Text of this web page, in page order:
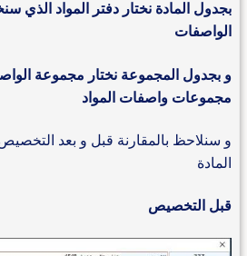
بجدول المادة نختار دفتر المواد
الواصفات
و بجدول المجموعة نختار مجموعة
مجموعات واصفات المواد
و سنلاحظ بالمقارنة قبل و بعد
المادة
قبل التخصيص